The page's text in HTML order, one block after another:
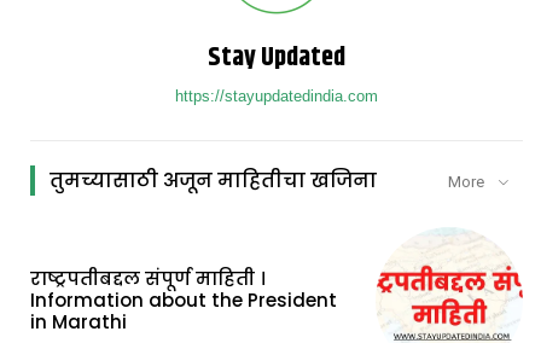
Stay Updated
https://stayupdatedindia.com
तुमच्यासाठी अजून माहितीचा खजिना More
राष्ट्रपतीबद्दल संपूर्ण माहिती ।
Information about the President
in Marathi